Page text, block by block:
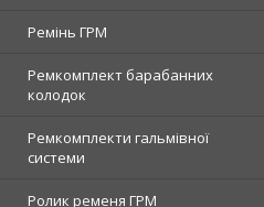
Ремінь ГРМ
Ремкомплект барабанних
колодок
Ремкомплекти гальмівної
системи
Ролик ременя ГРМ